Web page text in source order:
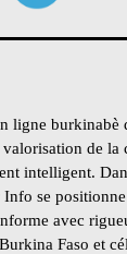
ligne burkinabè
de la
intelligent.
se
avec
Faso et